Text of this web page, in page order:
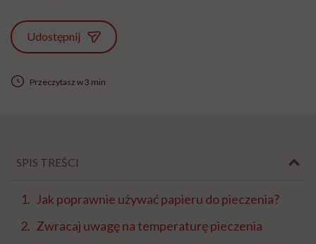
Udostępnij
Przeczytasz w 3 min
SPIS TREŚCI
Jak poprawnie używać papieru do pieczenia?
Zwracaj uwagę na temperaturę pieczenia